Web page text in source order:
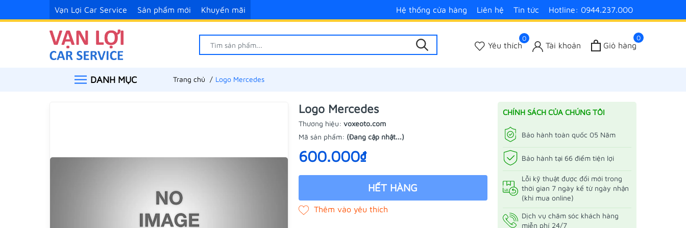
Vạn Lợi Car Service Sản phẩm mới Khuyến mãi Hệ thống cửa hàng Liên hệ Tin tức Hotline: 0944.237.000
0
Yêu thích Tài khoản
0
Giỏ hàng
DANH MỤC Trang chủ Logo Mercedes
Logo Mercedes
Thương hiệu: voxeoto.com
Mã sản phẩm: (Đang cập nhật...)
600.000₫
HẾT HÀNG
CHÍNH SÁCH CỦA CHÚNG TÔI
Bảo hành toàn quốc 05 Năm
Bảo hành tại 66 điểm tiện lợi
Lỗi kỹ thuật được đổi mới trong
thời gian 7 ngày kể từ ngày nhận
(khi mua online)
Dịch vụ chăm sóc khách hàng
miễn phí 24/7